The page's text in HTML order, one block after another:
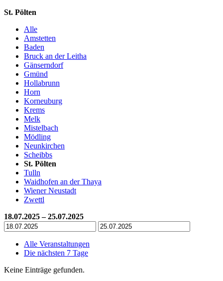
St. Pölten
Alle
Amstetten
Baden
Bruck an der Leitha
Gänserndorf
Gmünd
Hollabrunn
Horn
Korneuburg
Krems
Melk
Mistelbach
Mödling
Neunkirchen
Scheibbs
St. Pölten
Tulln
Waidhofen an der Thaya
Wiener Neustadt
Zwettl
18.07.2025 – 25.07.2025
Alle Veranstaltungen
Die nächsten 7 Tage
Keine Einträge gefunden.